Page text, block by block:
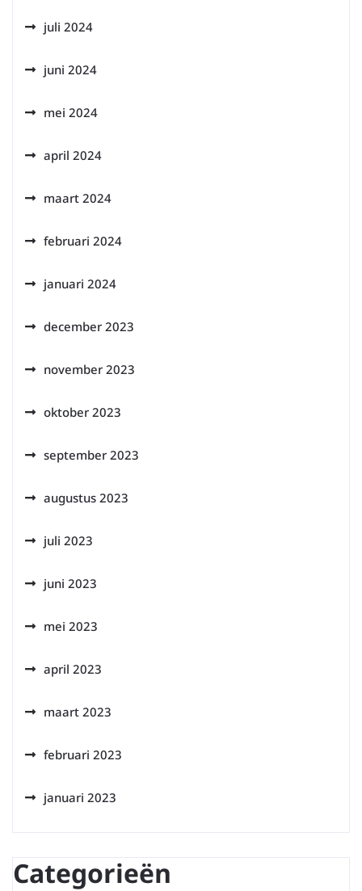
juli 2024
juni 2024
mei 2024
april 2024
maart 2024
februari 2024
januari 2024
december 2023
november 2023
oktober 2023
september 2023
augustus 2023
juli 2023
juni 2023
mei 2023
april 2023
maart 2023
februari 2023
januari 2023
Categorieën